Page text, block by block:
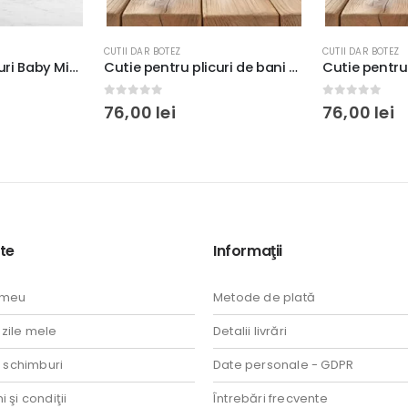
Cutie pentru plicuri de bani cu Regele Leu personalizată, Kion, carton fotografic lucios 300g, 33x23x23cm
CUTII DAR BOTEZ
Cutie pentru plicuri de bani botez Cartea Junglei, 33x23x23cm, carton lucios 300g
out of 5
76,00 lei
CUTII DAR BOTEZ
out of 5
76,00 lei
mele
schimburi
şi condiţii
Informaţii
Metode de plată
Detalii livrări
Date personale - GDPR
Întrebări frecvente